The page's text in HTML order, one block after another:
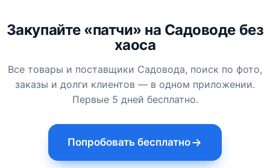
Закупайте «патчи» на Садоводе без
хаоса
Все товары и поставщики Садовода, поиск по фото,
заказы и долги клиентов — в одном приложении.
Первые 5 дней бесплатно.
Попробовать бесплатно